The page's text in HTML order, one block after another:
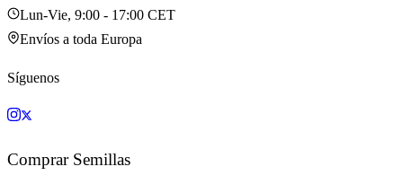
Lun-Vie, 9:00 - 17:00 CET
Envíos a toda Europa
Síguenos
Comprar Semillas